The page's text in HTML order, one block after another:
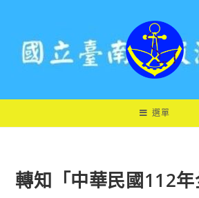
選單
轉知「中華民國112